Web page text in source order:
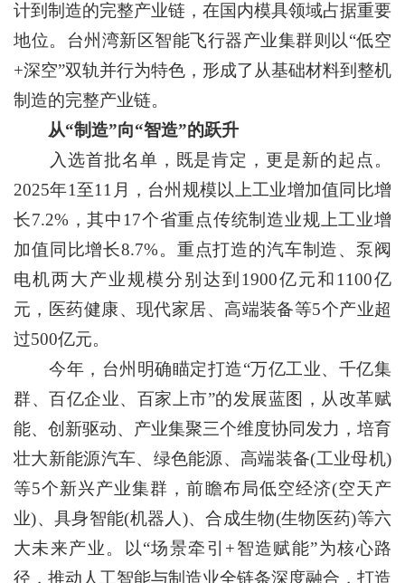
计到制造的完整产业链，在国内模具领域占据重要
地位。台州湾新区智能飞行器产业集群则以“低空
+深空”双轨并行为特色，形成了从基础材料到整机
制造的完整产业链。
从“制造”向“智造”的跃升
入选首批名单，既是肯定，更是新的起点。
2025年1至11月，台州规模以上工业增加值同比增
长7.2%，其中17个省重点传统制造业规上工业增
加值同比增长8.7%。重点打造的汽车制造、泵阀
电机两大产业规模分别达到1900亿元和1100亿
元，医药健康、现代家居、高端装备等5个产业超
过500亿元。
今年，台州明确瞄定打造“万亿工业、千亿集
群、百亿企业、百家上市”的发展蓝图，从改革赋
能、创新驱动、产业集聚三个维度协同发力，培育
壮大新能源汽车、绿色能源、高端装备(工业母机)
等5个新兴产业集群，前瞻布局低空经济(空天产
业)、具身智能(机器人)、合成生物(生物医药)等六
大未来产业。以“场景牵引+智造赋能”为核心路
径，推动人工智能与制造业全链条深度融合，打造